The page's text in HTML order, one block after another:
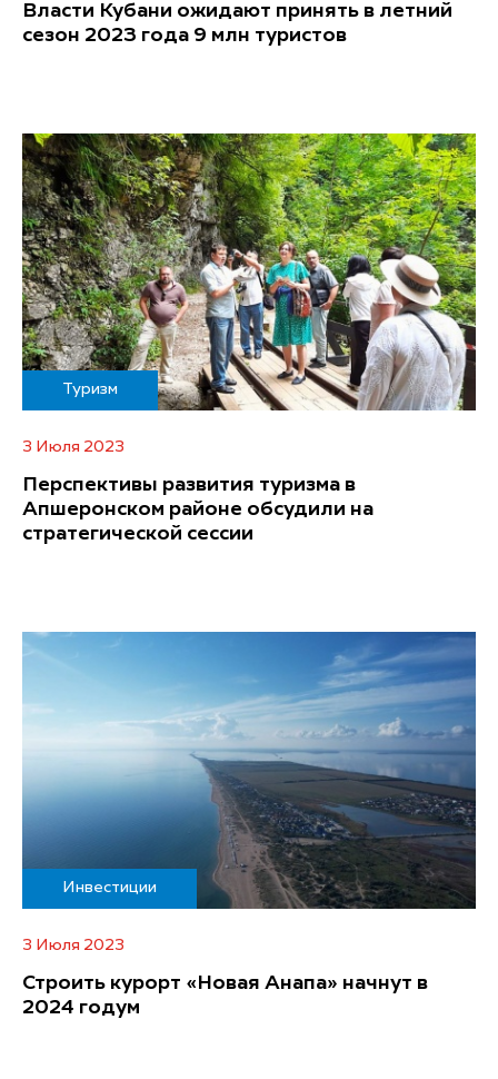
Власти Кубани ожидают принять в летний
сезон 2023 года 9 млн туристов
Туризм
3 Июля 2023
Перспективы развития туризма в
Апшеронском районе обсудили на
стратегической сессии
Инвестиции
3 Июля 2023
Строить курорт «Новая Анапа» начнут в
2024 годум